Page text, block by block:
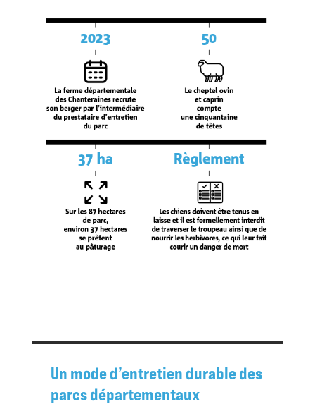
Un mode d’entretien durable des
parcs départementaux